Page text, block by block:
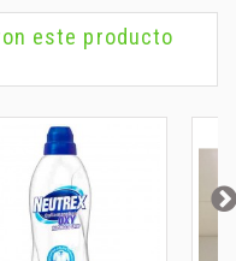
este producto